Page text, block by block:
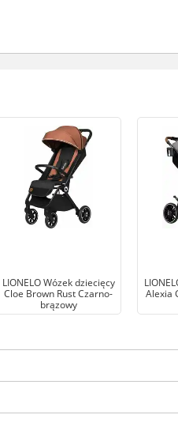
LIONELO Wózek dziecięcy
Cloe Brown Rust Czarno-
brązowy
Alexia